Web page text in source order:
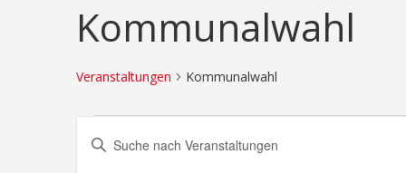
Kommunalwahl
Veranstaltungen Kommunalwahl
für
Suche
Schlüsselwort